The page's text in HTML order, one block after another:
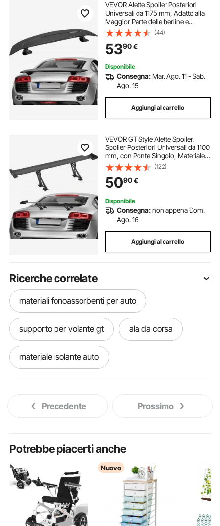
VEVOR Alette Spoiler Posteriori
Universali da 1175 mm, Adatto alla
Maggior Parte delle berline e
Coupé, ABS ad Alta Resistenza,
Spoiler Posteriori per Auto, Auto da
Corsa, Nero Lucido
(44)
5390€
Disponibile
Consegna: Mar. Ago. 11 - Sab.
Ago. 15
Aggiungi al carrello
VEVOR GT Style Alette Spoiler,
Spoiler Posteriori Universali da 1100
mm, con Ponte Singolo, Materiale
in Alluminio Leggero Regolabile,
Spoiler Posteriori per Auto, Ala da
Deriva BGW/JDM Racing, Nero
(122)
5090€
Disponibile
Consegna:non appena Dom.
Ago. 16
Aggiungi al carrello
Ricerche correlate
materiali fonoassorbenti per auto
supporto per volante gt ala da corsa
materiale isolante auto
frigoriferi auto nero nero opaco auto
mm auto materiale isolante per auto
Precedente Prossimo
Potrebbe piacerti anche
Nuovo